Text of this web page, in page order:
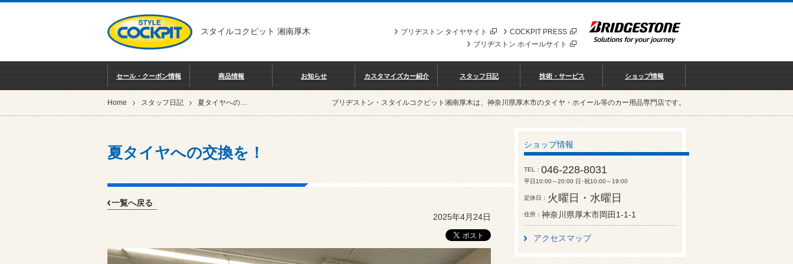
スタイルコクピット 湘南厚木 COCKPIT PRESS
ブリヂストン タイヤサイト
ブリヂストン ホイールサイト
セール・クーポン情報 商品情報 お知らせ カスタマイズカー紹介 スタッフ日記 技術・サービス ショップ情報
Home スタッフ日記 夏タイヤへの交換を！ ブリヂストン・スタイルコクピット湘南厚木は、神奈川県厚木市のタイヤ・ホイール等のカー用品専門店です。
夏タイヤへの交換を！
一覧へ戻る
2025年4月24日
ショップ情報
TEL 046-228-8031
平日10:00～20:00 日･祝10:00～19:00
定休日 火曜日・水曜日
住所 神奈川県厚木市岡田1-1-1
アクセスマップ